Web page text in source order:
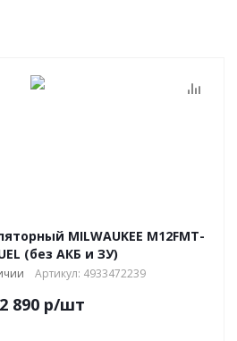
MILWAUKEE M12FMT-
(без АКБ и ЗУ)
Артикул: 4933472239
890 р/шт